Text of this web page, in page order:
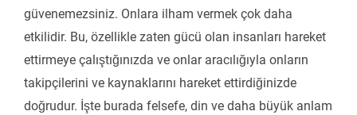
güvenemezsiniz. Onlara ilham vermek çok daha
etkilidir. Bu, özellikle zaten gücü olan insanları hareket
ettirmeye çalıştığınızda ve onlar aracılığıyla onların
takipçilerini ve kaynaklarını hareket ettirdiğinizde
doğrudur. İşte burada felsefe, din ve daha büyük anlam